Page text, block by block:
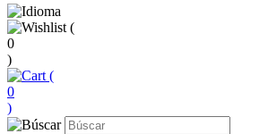
(
0
)
(
0
)